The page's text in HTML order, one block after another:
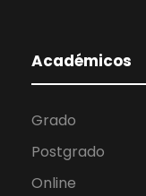
Académicos
Grado
Postgrado
Online